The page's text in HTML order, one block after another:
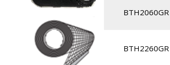
BTH2060GR
BTH2260GR